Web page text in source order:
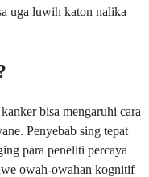
uga luwih katon nalika
bisa mengaruhi cara
Penyebab sing tepat
para peneliti percaya
owah-owahan kognitif